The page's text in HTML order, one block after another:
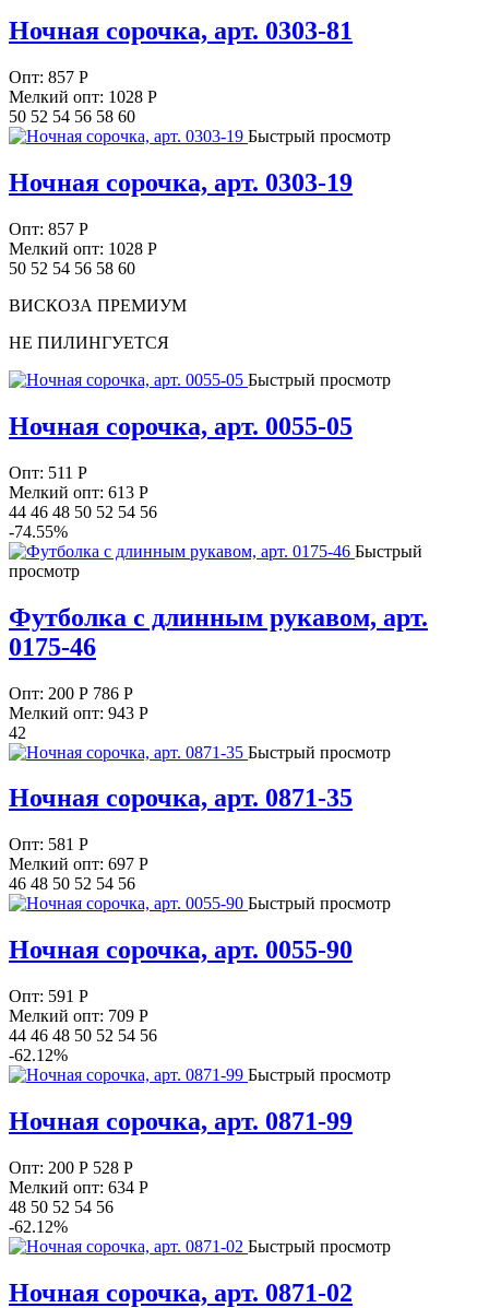
Ночная сорочка, арт. 0303-81
Опт: 857 Р
Мелкий опт: 1028 Р
50 52 54 56 58 60
Быстрый просмотр
Ночная сорочка, арт. 0303-19
Опт: 857 Р
Мелкий опт: 1028 Р
50 52 54 56 58 60
ВИСКОЗА ПРЕМИУМ
НЕ ПИЛИНГУЕТСЯ
Быстрый просмотр
Ночная сорочка, арт. 0055-05
Опт: 511 Р
Мелкий опт: 613 Р
44 46 48 50 52 54 56
-74.55%
Быстрый
просмотр
Футболка с длинным рукавом, арт.
0175-46
Опт: 200 Р 786 Р
Мелкий опт: 943 Р
42
Быстрый просмотр
Ночная сорочка, арт. 0871-35
Опт: 581 Р
Мелкий опт: 697 Р
46 48 50 52 54 56
Быстрый просмотр
Ночная сорочка, арт. 0055-90
Опт: 591 Р
Мелкий опт: 709 Р
44 46 48 50 52 54 56
-62.12%
Быстрый просмотр
Ночная сорочка, арт. 0871-99
Опт: 200 Р 528 Р
Мелкий опт: 634 Р
48 50 52 54 56
-62.12%
Быстрый просмотр
Ночная сорочка, арт. 0871-02